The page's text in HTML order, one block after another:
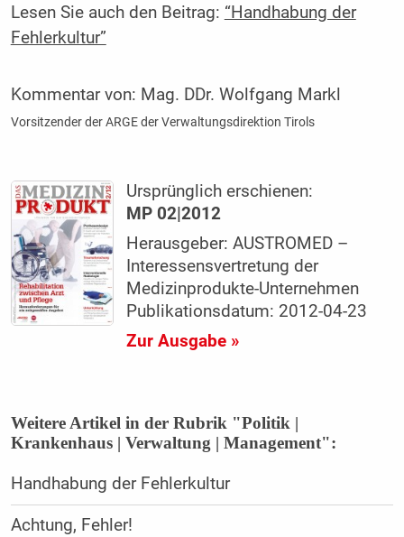
Lesen Sie auch den Beitrag: “Handhabung der
Fehlerkultur”
Kommentar von: Mag. DDr. Wolfgang Markl
Vorsitzender der ARGE der Verwaltungsdirektion Tirols
Ursprünglich erschienen:
MP 02|2012
Herausgeber: AUSTROMED –
Interessensvertretung der
Medizinprodukte-Unternehmen
Publikationsdatum: 2012-04-23
Zur Ausgabe »
Weitere Artikel in der Rubrik "Politik |
Krankenhaus | Verwaltung | Management":
Handhabung der Fehlerkultur
Achtung, Fehler!